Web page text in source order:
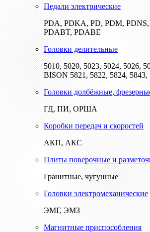
Педали электрические
PDA, PDKA, PD, PDM,
PDABT, PDABE
Головки делительные
5010, 5020, 5023, 5024, 5026,
BISON 5821, 5822, 5824, 5843,
Головки долбёжные,
ГД, ПИ, ОРША
Коробки передач и скоростей
АКП, АКС
Плиты поверочные и
Гранитные, чугунные
Головки электромеханические
ЭМГ, ЭМЗ
Магнитные приспособления